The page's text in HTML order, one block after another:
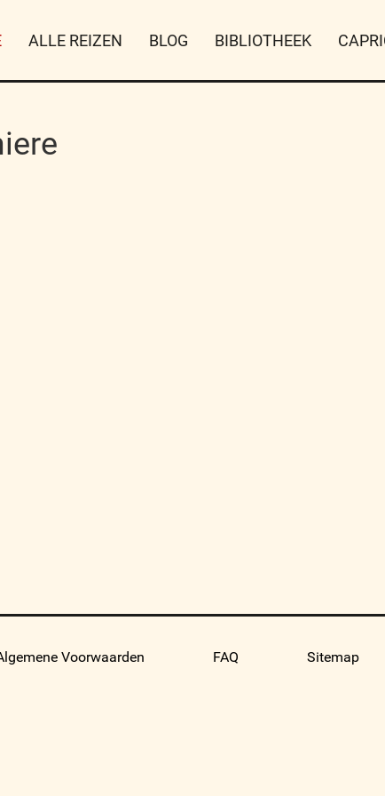
ALLE REIZEN BLOG BIBLIOTHEEK
Voorwaarden FAQ Sitemap